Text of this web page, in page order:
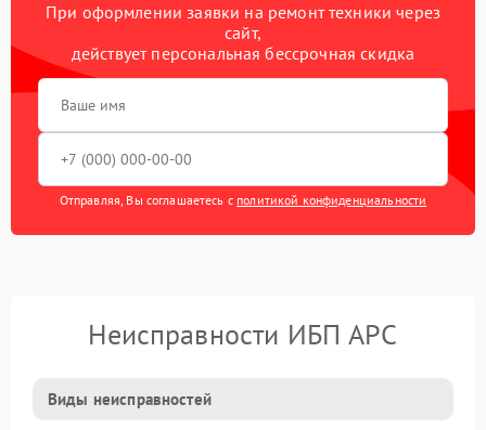
При оформлении заявки на ремонт техники через
сайт,
действует персональная бессрочная скидка
Отправляя, Вы соглашаетесь с политикой конфиденциальности
Неисправности ИБП APC
Виды неисправностей